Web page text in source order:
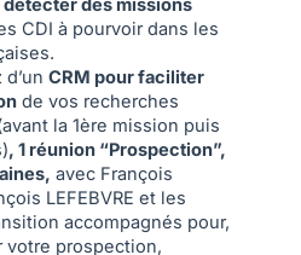
détecter des missions
CDI à pourvoir dans les
CRM pour faciliter
de vos recherches
la 1ère mission puis
, 1 réunion “Prospection”,
avec François
LEFEBVRE et les
accompagnés pour,
votre prospection,